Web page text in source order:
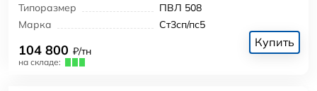
Типоразмер
ПВЛ 508
Марка
Ст3сп/пс5
104 800 ₽/тн
на складе:
Купить